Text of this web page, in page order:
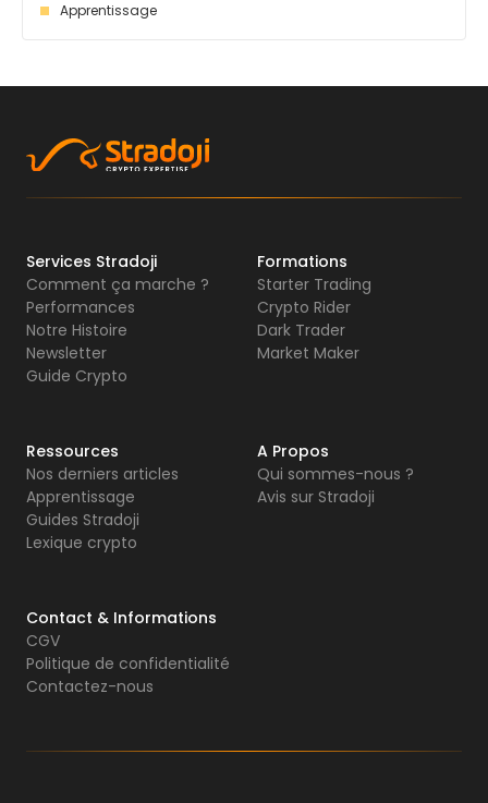
Apprentissage
Services Stradoji
Comment ça marche ?
Performances
Notre Histoire
Newsletter
Guide Crypto
Formations
Starter Trading
Crypto Rider
Dark Trader
Market Maker
Ressources
Nos derniers articles
Apprentissage
Guides Stradoji
Lexique crypto
A Propos
Qui sommes-nous ?
Avis sur Stradoji
Contact & Informations
CGV
Politique de confidentialité
Contactez-nous